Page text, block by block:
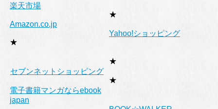
楽天市場
★
Amazon.co.jp
★
Yahoo!ショッピング
★
セブンネットショッピング
★
電子書籍マンガならebook
japan